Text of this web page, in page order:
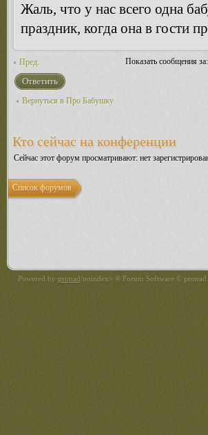
Жаль, что у нас всего одна
праздник, когда она в гости
Пред. Показать сообщения за:
Ответить
Вернуться в Про Бабушку
Кто сейчас на конференции
Сейчас этот форум просматривают: нет
Список форумов
Powered by pronad/noindex> ® Forum Software © pronad